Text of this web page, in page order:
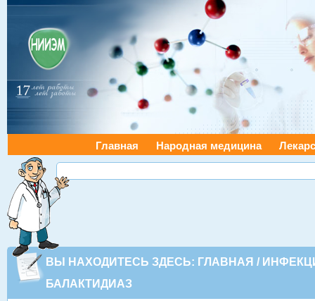
Главная Народная медицина
ВЫ НАХОДИТЕСЬ ЗДЕСЬ: ГЛАВНАЯ /
БАЛАКТИДИАЗ